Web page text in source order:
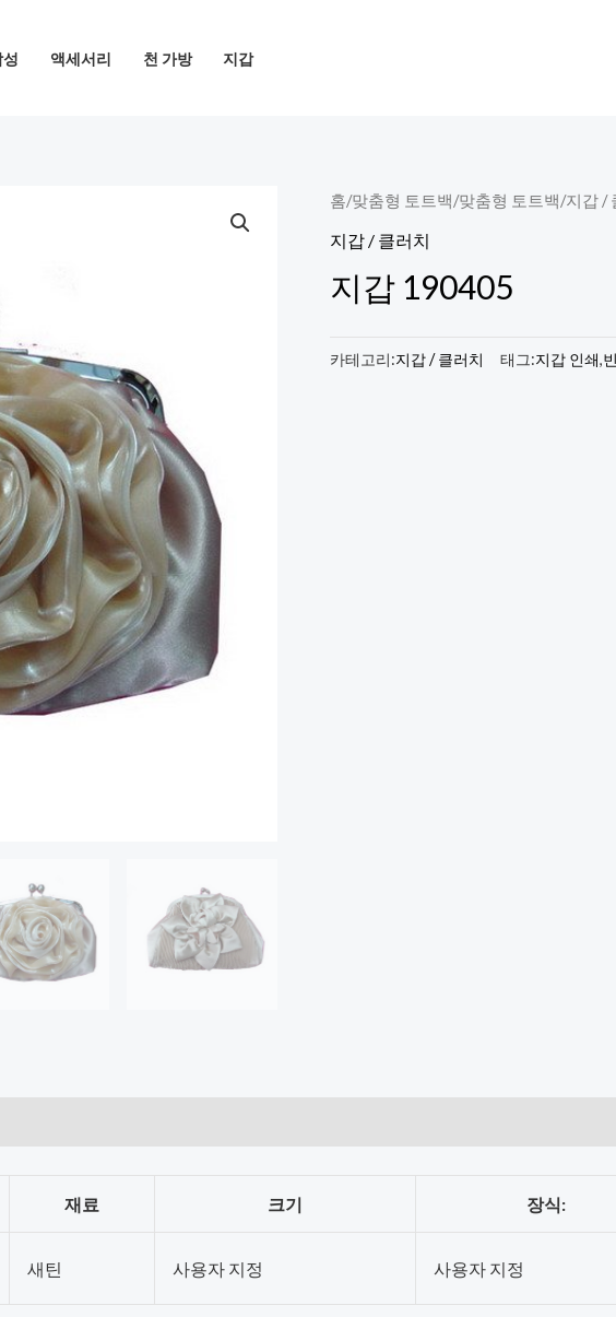
성 액세서리 천 가방 지갑
홈/맞춤형 토트백/맞춤형 토트백/지갑 /
지갑 / 클러치
지갑 190405
카테고리:지갑 / 클러치 태그:지갑 인쇄,
재료 크기 장식:
새틴 사용자 지정 사용자 지정